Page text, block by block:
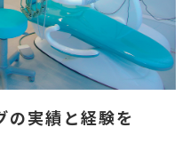
の実績と経験を